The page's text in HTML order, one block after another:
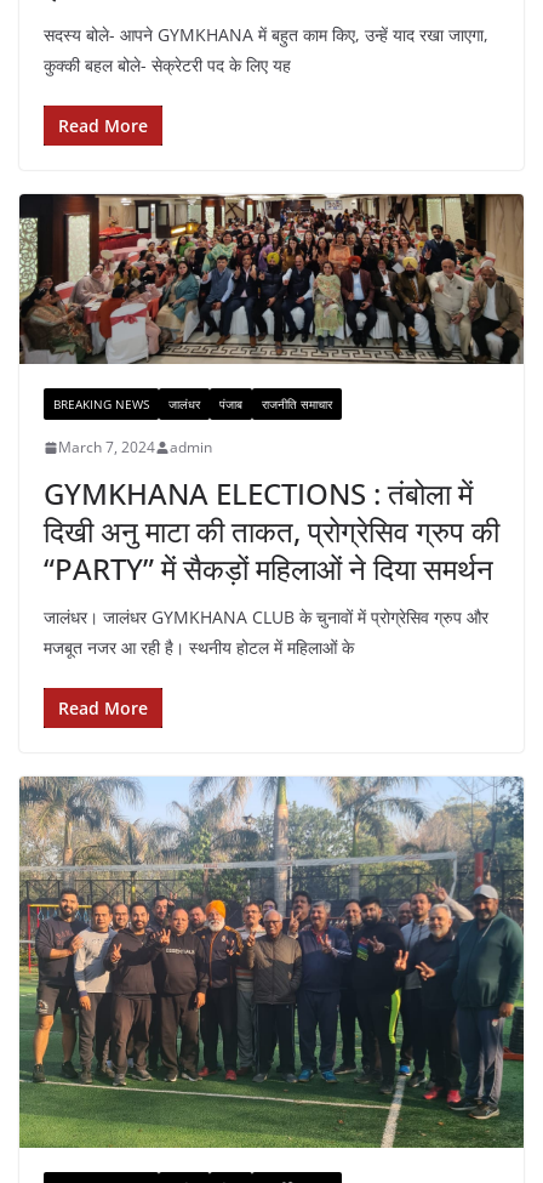
सदस्य बोले- आपने GYMKHANA में बहुत काम किए, उन्हें याद रखा जाएगा,
कुक्की बहल बोले- सेक्रेटरी पद के लिए यह
Read More
BREAKING NEWS जालंधर पंजाब राजनीति समाचार
March 7, 2024 admin
GYMKHANA ELECTIONS : तंबोला में
दिखी अनु माटा की ताकत, प्रोग्रेसिव ग्रुप की
“PARTY” में सैकड़ों महिलाओं ने दिया समर्थन
जालंधर। जालंधर GYMKHANA CLUB के चुनावों में प्रोग्रेसिव ग्रुप और
मजबूत नजर आ रही है। स्थनीय होटल में महिलाओं के
Read More